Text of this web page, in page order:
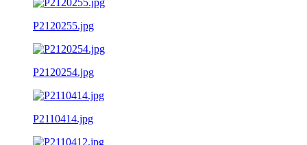
P2120255.jpg
P2120254.jpg
P2110414.jpg